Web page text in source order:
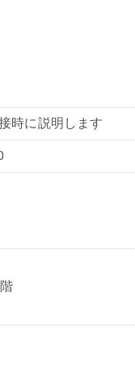
時に説明します